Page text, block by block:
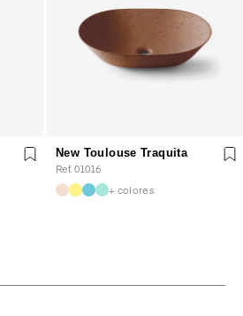
New Toulouse Traquita
Ref. 01016
+ colores